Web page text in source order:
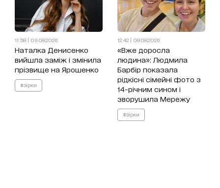
11:58 | 09.08.2026
Наталка Денисенко
вийшла заміж і змінила
прізвище на Ярошенко
#зірки
12:42 | 08.08.2026
«Вже доросла
людина»: Людмила
Барбір показала
рідкісні сімейні фото з
14-річним сином і
зворушила Мережу
#зірки